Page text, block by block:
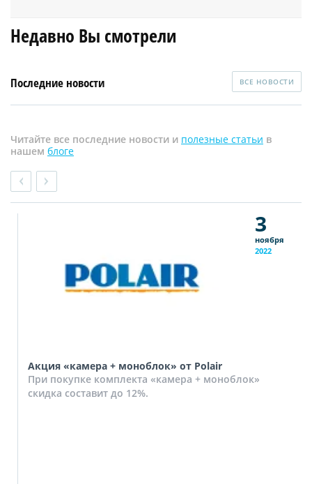
Недавно Вы смотрели
Последние новости ВСЕ НОВОСТИ
Читайте все последние новости и полезные статьи в
нашем блоге
3
ноября
2022
Акция «камера + моноблок» от Polair
При покупке комплекта «камера + моноблок»
скидка составит до 12%.